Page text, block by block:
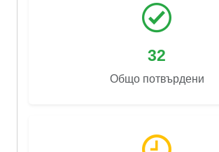
32
Общо потвърдени